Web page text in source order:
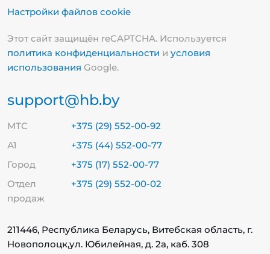
Настройки файлов cookie
Этот сайт защищён reCAPTCHA. Используется
политика конфиденциальности и условия
использования Google.
support@hb.by
МТС
+375 (29) 552-00-92
А1
+375 (44) 552-00-77
Город
+375 (17) 552-00-77
Отдел
продаж
+375 (29) 552-00-02
211446, Республика Беларусь, Витебская область, г.
Новополоцк,ул. Юбилейная, д. 2а, каб. 308